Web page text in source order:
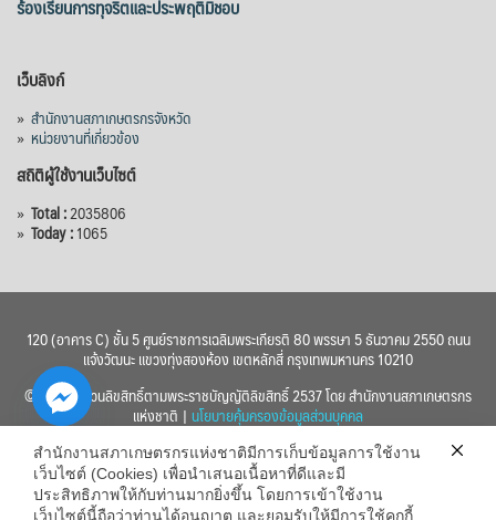
ร้องเรียนการทุจริตและประพฤติมิชอบ
เว็บลิงก์
» สำนักงานสภาเกษตรกรจังหวัด
» หน่วยงานที่เกี่ยวข้อง
สถิติผู้ใช้งานเว็บไซต์
» Total :2035806
» Today :1065
120 (อาคาร C) ชั้น 5 ศูนย์ราชการเฉลิมพระเกียรติ 80 พรรษา 5 ธันวาคม 2550 ถนน
แจ้งวัฒนะ แขวงทุ่งสองห้อง เขตหลักสี่ กรุงเทพมหานคร 10210
© 2560 สงวนลิขสิทธิ์ตามพระราชบัญญัติลิขสิทธิ์ 2537 โดย สำนักงานสภาเกษตรกร
แห่งชาติ | นโยบายคุ้มครองข้อมูลส่วนบุคคล
สำนักงานสภาเกษตรกรแห่งชาติมีการเก็บข้อมูลการใช้งาน
เว็บไซต์ (Cookies) เพื่อนำเสนอเนื้อหาที่ดีและมี
ประสิทธิภาพให้กับท่านมากยิ่งขึ้น โดยการเข้าใช้งาน
เว็บไซต์นี้ถือว่าท่านได้อนุญาต และยอมรับให้มีการใช้คุกกี้